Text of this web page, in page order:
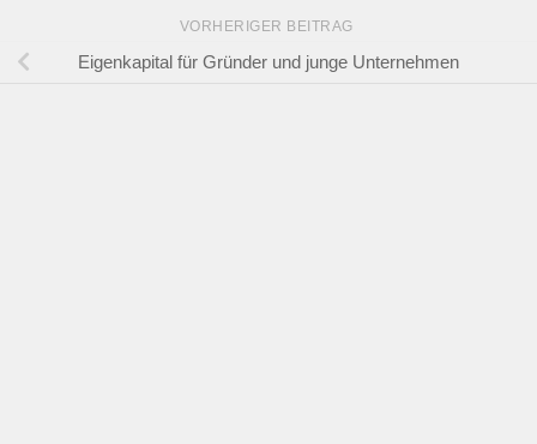
VORHERIGER BEITRAG
Eigenkapital für Gründer und junge Unternehmen